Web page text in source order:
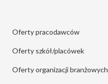
Oferty pracodawców
Oferty szkół/placówek
Oferty organizacji branżowych